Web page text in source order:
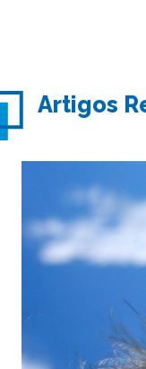
Artigos